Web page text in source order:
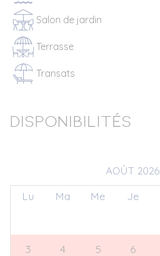
Salon de jardin
Terrasse
Transats
Disponibilités
AOÛT 2026
Lu Ma Me Je
3 4 5 6